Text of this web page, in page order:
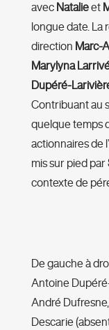
avec Natalieet
longue date. La
direction Marc-
Marylyna
Dupéré-
Contribuant au
quelque temps
actionnaires de
mis sur pied par
contexte de
De gauche à
Antoine
André
Descarie